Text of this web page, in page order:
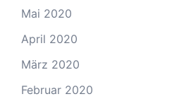
Mai 2020
April 2020
März 2020
Februar 2020